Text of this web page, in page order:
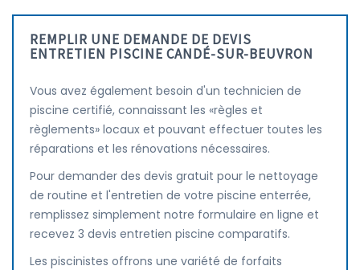
REMPLIR UNE DEMANDE DE DEVIS
ENTRETIEN PISCINE CANDÉ-SUR-BEUVRON
Vous avez également besoin d'un technicien de
piscine certifié, connaissant les «règles et
règlements» locaux et pouvant effectuer toutes les
réparations et les rénovations nécessaires.
Pour demander des devis gratuit pour le nettoyage
de routine et l'entretien de votre piscine enterrée,
remplissez simplement notre formulaire en ligne et
recevez 3 devis entretien piscine comparatifs.
Les piscinistes offrons une variété de forfaits